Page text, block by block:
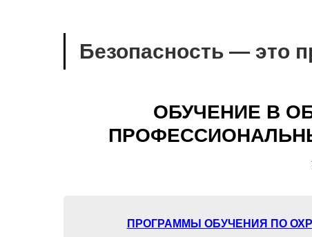
Безопасность — это
ОБУЧЕНИЕ В
ПРОГРАММЫ ОБУЧЕНИЯ ПО